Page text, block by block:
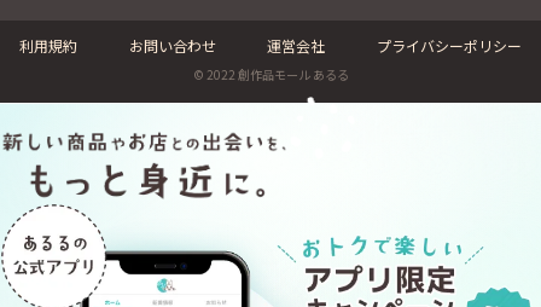
利用規約 お問い合わせ 運営会社 プライバシーポリシー
© 2022 創作品モール あるる